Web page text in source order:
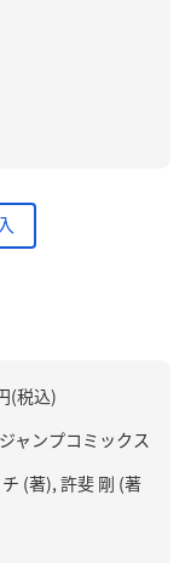
(税込)
ャンプコミックス
(著), 許斐 剛 (著